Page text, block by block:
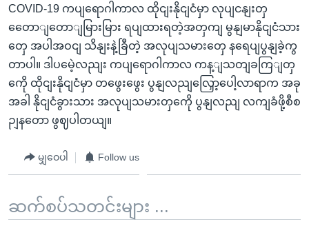
COVID-19 ကပျရောဂါကာလ ထိုငျးနိုငျငံမှာ လုပျငနျးတှ
တေောျတောျမြားမြား ရပျထားရတဲ့အတှကျ မွနျမာနိုငျငံသား
တှေ အပါအဝငျ သိနျးနဲ့ခြီတဲ့ အလုပျသမားတှေ နရေပျပွနျခဲ့ကွ
တာပါ။ ဒါပမေဲ့လညျး ကပျရောဂါကာလ ကန့ျသတျခကြျတှ
ကေို ထိုငျးနိုငျငံမှာ တဖွေးဖွေး ပွနျလညျလြှော့ပေါ့လာရာက အခု
အခါ နိုငျငံခွားသား အလုပျသမားတှကေို ပွနျလညျ လကျခံဖို့စီစ
ဉျနတော ဖွဈပါတယျ။
မျှဝေပါ Follow us
ဆက်စပ်သတင်းများ ...